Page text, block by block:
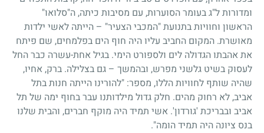
ומדורות ל"ג בעומר הסוערות, עם מסיבות כיתה, ה"סלואו"
הראשון וחוויות בתנועת "המכבי הצעיר" – הייתה לאשי ילדות
מאושרת. המקום החביב עליו היה חוף הים בפלמחים, שם פיתח
את אהבתו הגדולה לים ולספורט הימי. בגיל אחת-עשרה כבר החל
לעסוק בשיט גלשני מפרש, ובהמשך – גם בצלילה. ברק, אחיו,
שהיה שותף לחוויות הללו, מספר: "להורינו הייתה חנות בתל
אביב, לא רחוק מהים. חלק גדול מילדותנו עבר בחוף ימה של תל
אביב ובבריכת 'גורדון'. אשי תמיד היה מוקף חברים, והבית שלנו
בנס ציונה היה תמיד הומה".